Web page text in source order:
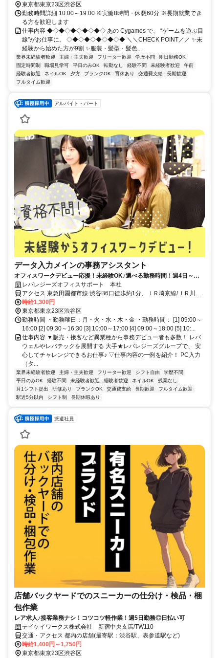
東京都東京23区渋谷区
勤務時間詳細 10:00～19:00 ※実働8時間・休憩60分 ※長期就業でき
る方を歓迎します
仕事内容 ◆◇◆◇◆◇◆◇◆◇ あの Cygames で、 “ゲームを遊ぶ目
線”がお仕事に。 ◇◆◇◆◇◆◇◆◇◆ ＼＼CHECK POINT／／ ✨未
経験から始めた方が9割 ✨服装・髪型・髪色...
業界未経験者歓迎 主婦・主夫歓迎 フリーター歓迎 学歴不問
即日勤務OK
固定時間制
職場見学可 平日のみOK 転勤なし 経験不問 未経験者歓迎
午前
経験者歓迎
ネイルOK 夕方 ブランクOK 育休あり 交通費支給
長期歓迎
フルタイム歓迎
アルバイト・パート
データ入力メインの事務アシスタント
オフィスワークデビュー応援！未経験OK♪選べる勤務時間！週4日～／1
日6h～◎髪色ネイル自由♪20代後半～30代前半活躍中！
レバレジーズオフィスサポート 本社
アクセス 東急田園都市線 渋谷B6口徒歩約1分、ＪＲ埼京線/ＪＲ川越
線 渋谷東口徒歩約1分、京王井の頭線 神泉徒歩約15分 渋谷駅直結！
渋谷スクランブルスクエア内※渋谷エリアの他支店勤務の可能性有
時給1,300円
東京都東京23区渋谷区
勤務時間 ・勤務曜日：月・火・水・木・金 ・勤務時間： [1] 09:00～
16:00 [2] 09:30～16:30 [3] 10:00～17:00 [4] 09:00～18:00 [5] 10:...
仕事内容 ▼販売・接客など異業種から事務デビュー者も多数！ レバ
ウェルやレバテックを展開する 大手★レバレジーズグループで、 安
心してチャレンジできるお仕事♪ ▽仕事内容の一例を紹介！ PC入力
（タ...
業界未経験者歓迎 主婦・主夫歓迎 フリーター歓迎 シフト自由
学歴不問
平日のみOK
経験不問 未経験者歓迎 経験者歓迎 ネイルOK
残業なし
月1シフト提出
研修あり ブランクOK 交通費支給 長期歓迎
フルタイム歓迎
駅近5分以内
シフト制 長期休暇あり
派遣社員
店舗バックヤードでのスニーカーの仕分け・検品・梱
包作業
レア求人♪接客業務ナシ！コツコツ軽作業！週5日勤務◎日払い可
テイケイワークス株式会社 新宿中央支店/TW110
交通・アクセス 都内の店舗(最寄駅：渋谷駅、表参道駅など)
時給1,400円～1,750円
東京都東京23区渋谷区